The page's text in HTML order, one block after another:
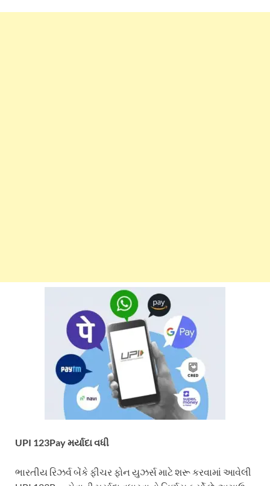
UPI 123Pay મર્યાદા વધી
ભારતીય રિઝર્વ બેંકે ફીચર ફોન યુઝર્સ માટે શરૂ કરવામાં આવેલી